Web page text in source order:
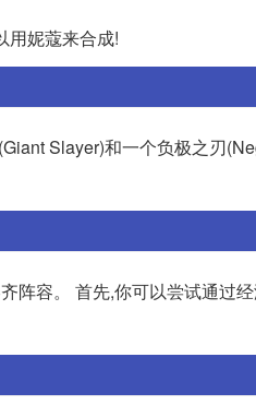
用妮蔻来合成!
Slayer)和一个负极之刃
阵容。 首先,你可以尝试通过